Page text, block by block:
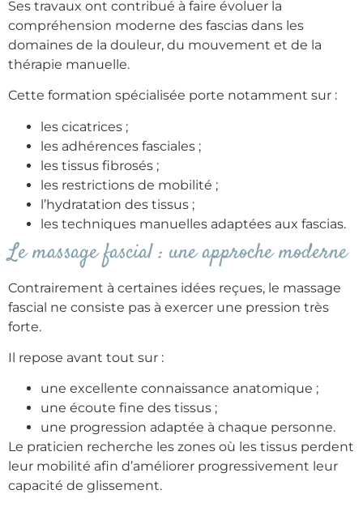
Ses travaux ont contribué à faire évoluer la
compréhension moderne des fascias dans les
domaines de la douleur, du mouvement et de la
thérapie manuelle.
Cette formation spécialisée porte notamment sur :
les cicatrices ;
les adhérences fasciales ;
les tissus fibrosés ;
les restrictions de mobilité ;
l’hydratation des tissus ;
les techniques manuelles adaptées aux fascias.
Le massage fascial : une approche moderne
Contrairement à certaines idées reçues, le massage
fascial ne consiste pas à exercer une pression très
forte.
Il repose avant tout sur :
une excellente connaissance anatomique ;
une écoute fine des tissus ;
une progression adaptée à chaque personne.
Le praticien recherche les zones où les tissus perdent
leur mobilité afin d’améliorer progressivement leur
capacité de glissement.